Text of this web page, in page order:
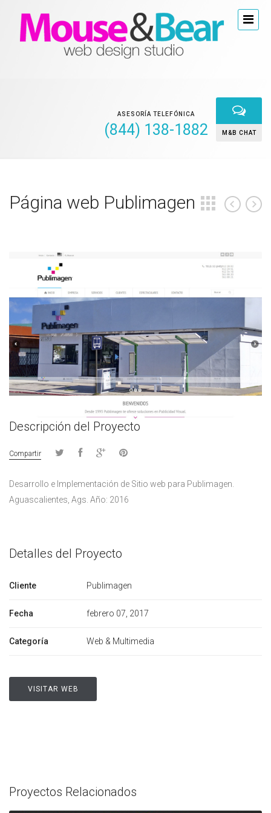
ASESORÍA TELEFÓNICA
(844) 138-1882 M&B CHAT
Página web Publimagen
Descripción del Proyecto
Compartir
Desarrollo e Implementación de Sitio web para Publimagen.
Aguascalientes, Ags. Año: 2016
Detalles del Proyecto
Cliente Publimagen
Fecha febrero 07, 2017
Categoría Web & Multimedia
VISITAR WEB
Proyectos Relacionados